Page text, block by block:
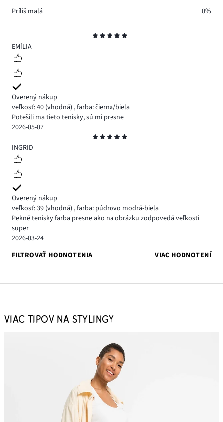
5
EMÍLIA
Overený nákup
veľkosť: 40 (vhodná) ,farba: čierna/biela
Potešili ma tieto tenisky, sú mi presne
2026-05-07
5
INGRID
Overený nákup
veľkosť: 39 (vhodná) ,farba: púdrovo modrá-biela
Pekné tenisky farba presne ako na obrázku zodpovedá veľkosti
super
2026-03-24
FILTROVAŤ HODNOTENIA
VIAC HODNOTENÍ
Príliš malá
0%
VIAC TIPOV NA STYLINGY